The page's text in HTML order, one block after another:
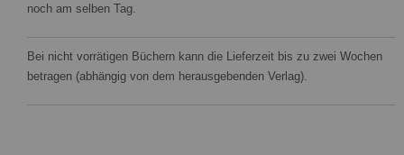
noch am selben Tag.
Bei nicht vorrätigen Büchern kann die Lieferzeit bis zu zwei Wochen
betragen (abhängig von dem herausgebenden Verlag).